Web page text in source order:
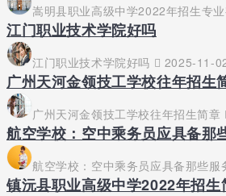
嵩明县职业高级中学2022年招生专
江门职业技术学院好吗
江门职业技术学院好吗 2025-11-
广州天河金领技工学校往年招生
广州天河金领技工学校往年招生简章
航空学校：空中乘务员应具备那
航空学校：空中乘务员应具备那些服
镇沅县职业高级中学2022年招生